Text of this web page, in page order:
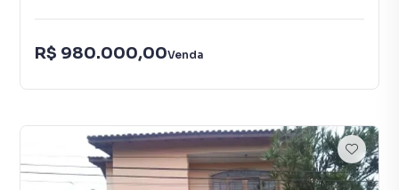
R$ 980.000,00Venda